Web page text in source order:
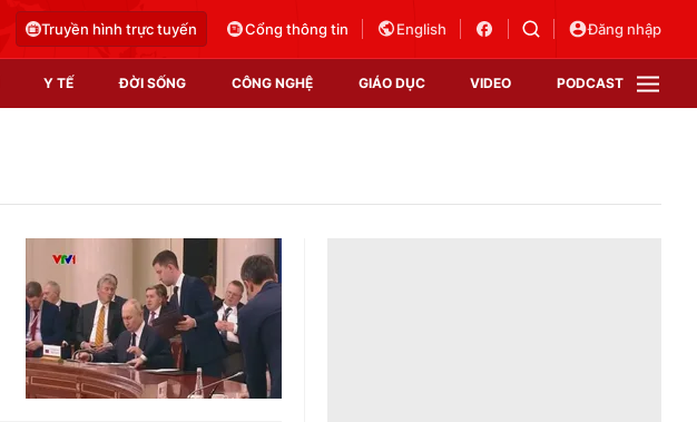
Truyền hình trực tuyến Cổng thông tin English Đăng nhập
Y TẾ ĐỜI SỐNG CÔNG NGHỆ GIÁO DỤC VIDEO PODCAST
Video
Shorts video
Podcast
EMagazine
VTV Sức khoẻ